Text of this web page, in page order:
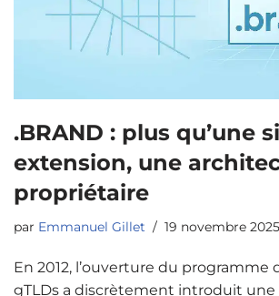
.BRAND : plus qu’une
extension, une
propriétaire
par Emmanuel Gillet 19 novembre 2025
En 2012, l’ouverture du programme
gTLDs a discrètement introduit une